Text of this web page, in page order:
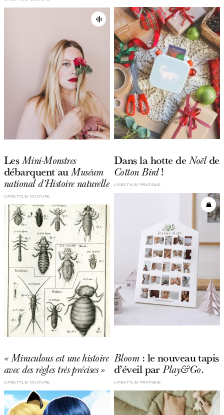
LesMini-Monstres
débarquent auMuséum
national d’Histoire naturelle
CULTURE
LIFESTYLE
Dans la hotte deNoëlde
Cotton Bird!
LIFESTYLE PRATIQUE
« Miraculous est une histoire
avec des règles très précises »
CULTURE
LIFESTYLE
Bloom: le nouveau tapis
d’éveil parPlay&Go.
LIFESTYLE PRATIQUE